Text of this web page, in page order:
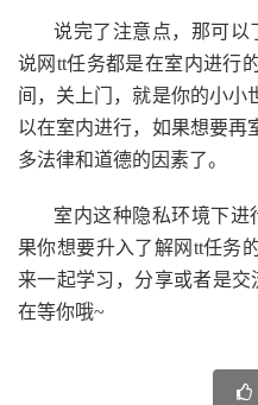
说完了注意点，那可以
说网tt任务都是在室内进行
间，关上门，就是你的小小
以在室内进行，如果想要再
多法律和道德的因素了。
室内这种隐私环境下进
果你想要升入了解网tt任务
来一起学习，分享或者是
在等你哦~